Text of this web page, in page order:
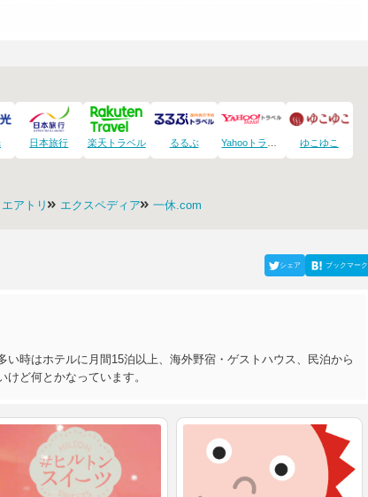
日本旅行 楽天トラベル るるぶ Yahooトラベル ゆこゆこ
エアトリ エクスペディア 一休.com
シェア ブックマーク
時はホテルに月間15泊以上、海外野宿・ゲストハウス、民泊から
ど何とかなっています。